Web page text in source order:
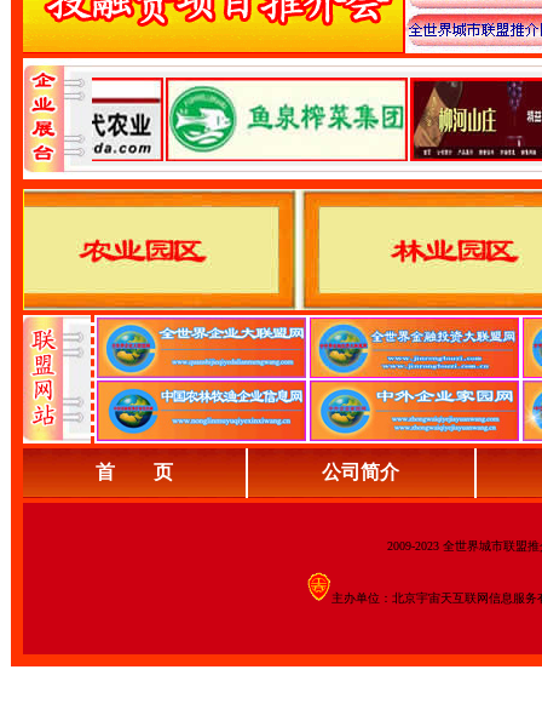
首 页 公司简介
2009-2023 全世界城市联盟
主办单位：北京宇宙天互联网信息服